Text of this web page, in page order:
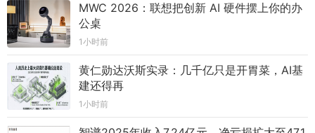
MWC 2026：联想把创新 AI 硬件摆上你的办
公桌
1小时前
黄仁勋达沃斯实录：几千亿只是开胃菜，AI基
建还得再
1小时前